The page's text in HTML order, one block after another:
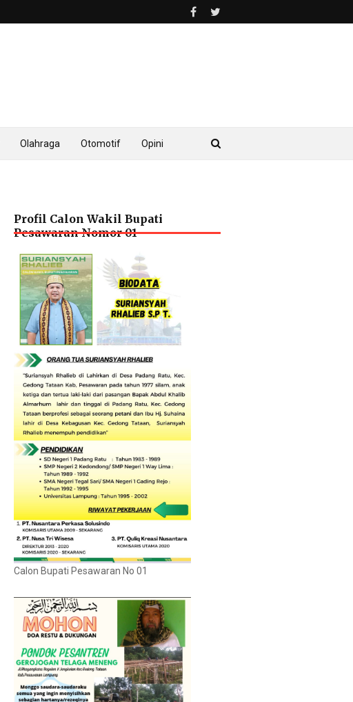
Olahraga Otomotif Opini
Profil Calon Wakil Bupati
Pesawaran Nomor 01
Calon Bupati Pesawaran No 01